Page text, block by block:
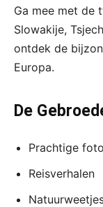
Ga mee met de
Slowakije,
ontdek de
Europa.
De
Prachtige
Reisverhalen